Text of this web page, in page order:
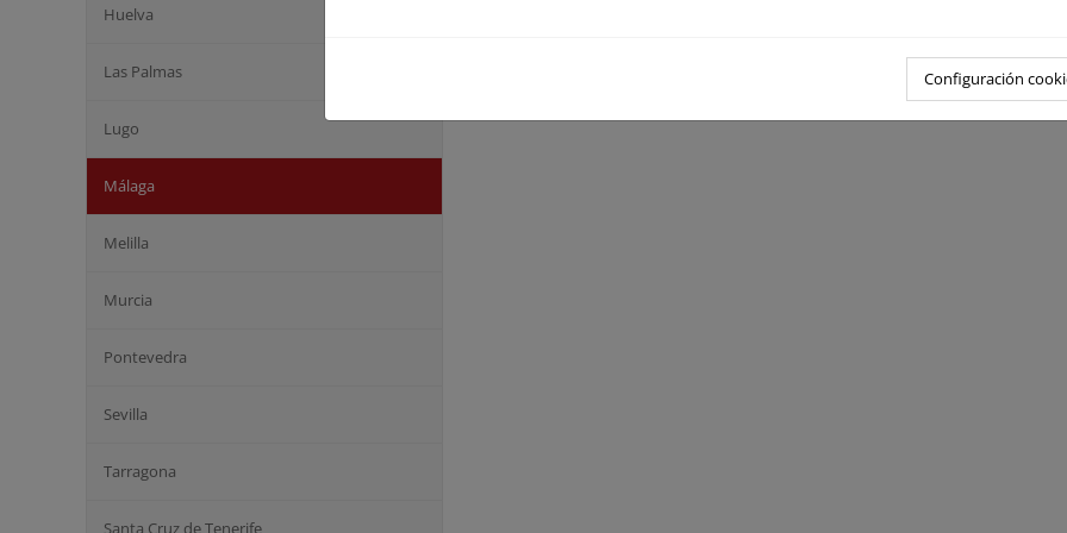
Huelva
Las Palmas
Lugo
Málaga
Melilla
Murcia
Pontevedra
Sevilla
Tarragona
Santa Cruz de Tenerife
Configuración